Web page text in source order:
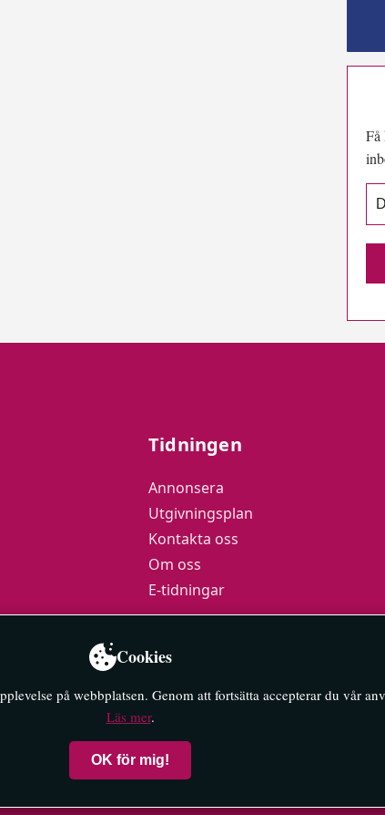
Få
Tidningen
Annonsera
Utgivningsplan
Kontakta oss
Om oss
E-tidningar
Cookies
på webbplatsen. Genom att fortsätta accepterar du vår
Läs mer.
OK för mig!